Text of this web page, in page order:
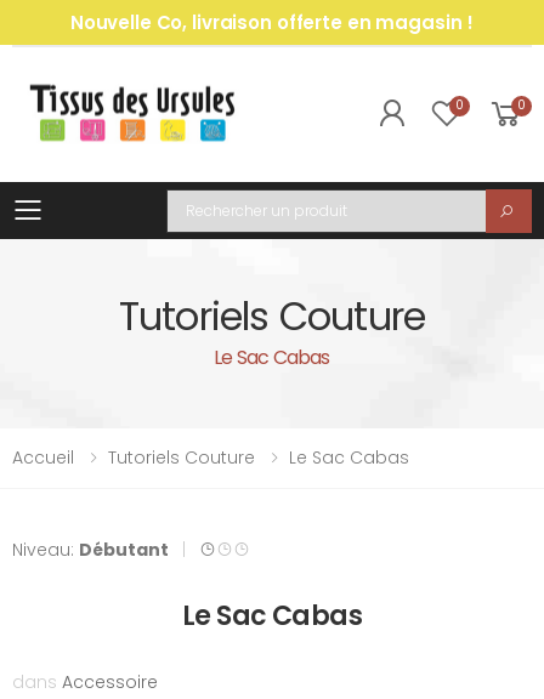
Nouvelle Co, livraison offerte en magasin !
0 0
Toggle mobile menu
Recherche
Tutoriels Couture
Le Sac Cabas
Accueil Tutoriels Couture Le Sac Cabas
Niveau: Débutant
Le Sac Cabas
dans Accessoire